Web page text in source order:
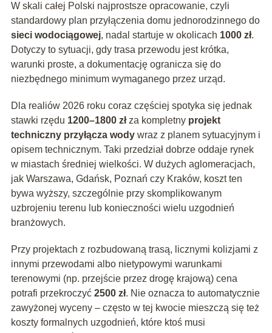
W skali całej Polski najprostsze opracowanie, czyli
standardowy plan przyłączenia domu jednorodzinnego do
sieci wodociągowej, nadal startuje w okolicach 1000 zł.
Dotyczy to sytuacji, gdy trasa przewodu jest krótka,
warunki proste, a dokumentację ogranicza się do
niezbędnego minimum wymaganego przez urząd.
Dla realiów 2026 roku coraz częściej spotyka się jednak
stawki rzędu 1200–1800 złza kompletny projekt
techniczny przyłącza wodywraz z planem sytuacyjnym i
opisem technicznym. Taki przedział dobrze oddaje rynek
w miastach średniej wielkości. W dużych aglomeracjach,
jak Warszawa, Gdańsk, Poznań czy Kraków, koszt ten
bywa wyższy, szczególnie przy skomplikowanym
uzbrojeniu terenu lub konieczności wielu uzgodnień
branżowych.
Przy projektach z rozbudowaną trasą, licznymi kolizjami z
innymi przewodami albo nietypowymi warunkami
terenowymi (np. przejście przez drogę krajową) cena
potrafi przekroczyć 2500 zł. Nie oznacza to automatycznie
zawyżonej wyceny – często w tej kwocie mieszczą się też
koszty formalnych uzgodnień, które ktoś musi